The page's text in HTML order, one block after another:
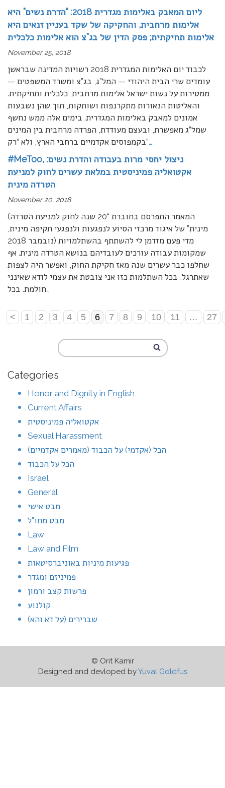
ליום המאבק באלימות מגדרית 2018: “הדרת נשים” היא
אלימות מרחבית, והחקיקה של שקד בעניין זנאים היא
אלימות תחיקתית; פסק הדין של בג”צ הוא אלימות כלכלית
November 25, 2018
לכבוד יום האלימות המגדרית 2018 רשויות המדינה שבראשן
עומדים שרי הבית היהודי — המל”ג, בג”צ ומשרד המשפטים —
ממטירות על נשות ישראל אלימות מרחבית, כלכלית ותחיקתית.
והאליטות הנאורות מתקרנפות ושותקות, תוך שהן נשבעות
אמונים למאבק באלימות המגדרית. בימים אלה ממש נחשף
שמל”ג מאפשרת, ובעצם מעודדת, הפרדה מרחבית בין המינים
בקמפוסים אקדמיים ברחבי הארץ, ולא “רק”…
#MeToo, ניצול יחסי מרות בעבודה והדרת נשים:
אקטואליה פמיניסטית במלאת עשרים לחוק למניעת
הטרדה מינית
November 20, 2018
(המאמר התפרסם בחוברת “20 שנה לחוק למניעת הטרדה
מינית” של איגוד מרכזי הסיוע לנפגעות ולנפגעי תקיפה מינית,
נובמבר 2018) מדי פעם מזדמן לי להשתתף בהשתלמויות
שמקומות עבודה עורכים לעובדיהם בנושא הטרדה מינית. אף
שחלפו כבר עשרים שנה מאז חקיקת החוק, ואפשר היה לצפות
שאתרגל, בכל השתלמות כזו אני צובטת את עצמי לודא שאינני
חולמת. בכל…
< 1 2 3 4 5 6 7 8 9 10 11 … 27
Categories
Honor and Dignity in English
Current Affairs
אקטואליה פמיניסטית
Sexual Harassment
הכל (אקדמי) על הכבוד (מאמרים אקדמיים)
הכל על הכבוד
Israel
General
מבט אישי
מבט מחו"ל
Law
Law and Film
פגיעות מיניות באוניברסיטאות
פמיניזם ומגדר
פרשות קצב ורמון
קולנוע
שברירים (על דא והא)
© Orit Kamir
Designed and devloped byYuval Goldfus